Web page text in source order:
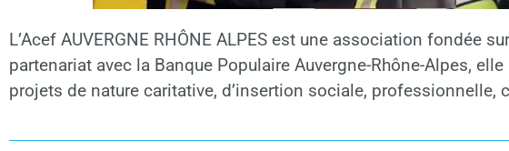
L’Acef AUVERGNE RHÔNE ALPES est une association fondée
partenariat avec la Banque Populaire Auvergne-Rhône-Alpes,
projets de nature caritative, d’insertion sociale, professionnelle,